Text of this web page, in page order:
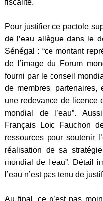
fiscalité.
Pour justifier ce pactole
de l’eau allègue dans le
Sénégal : “ce montant
de l’image du Forum
fourni par le conseil
de membres, partenaires,
une redevance de licence
mondial de l’eau”.
Français Loic Fauchon
ressources pour soutenir
réalisation de sa
mondial de l’eau”. Détail
l’eau n’est pas tenu de
Au final, ce n’est pas